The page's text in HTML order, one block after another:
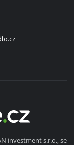
investment s.r.o., se